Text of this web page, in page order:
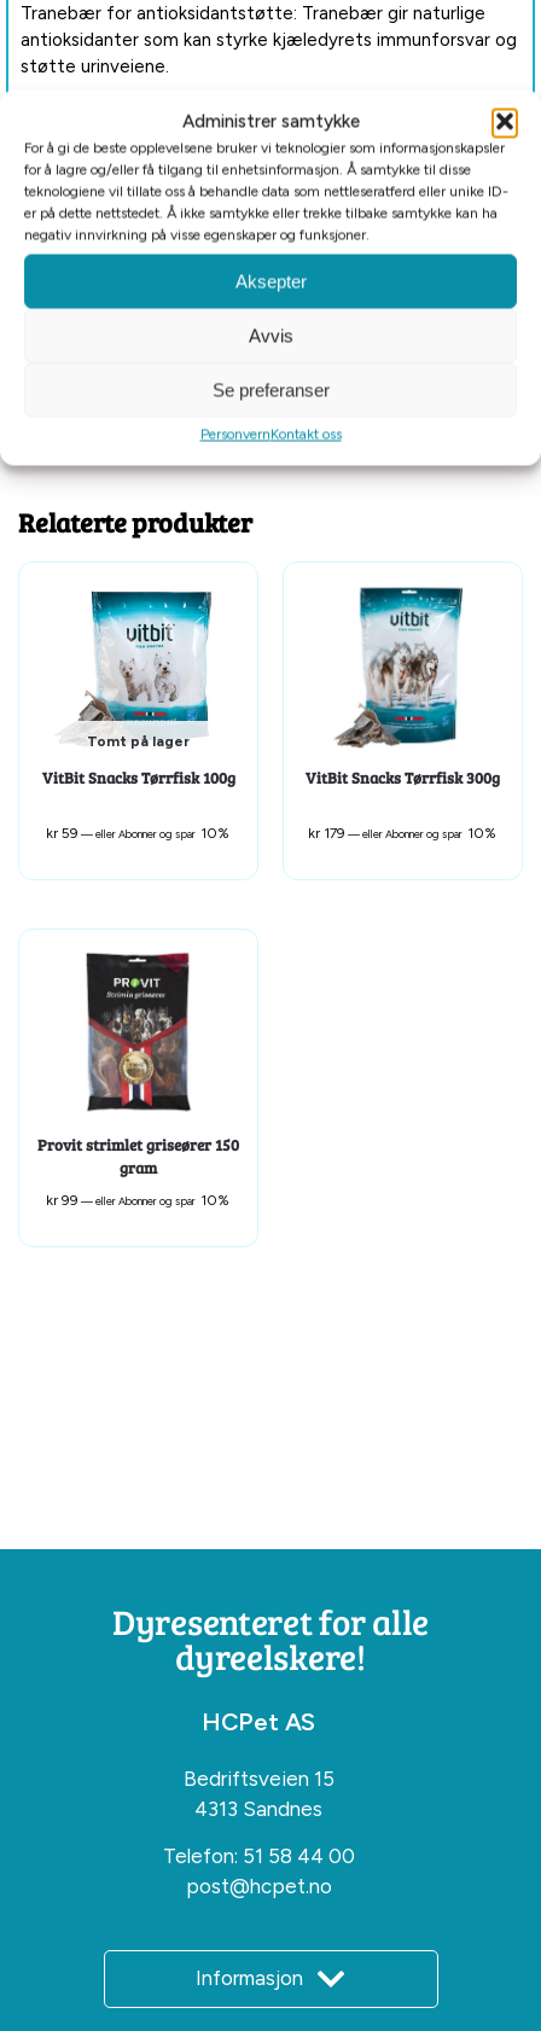
Administrer samtykke
For å gi de beste opplevelsene bruker vi teknologier som informasjonskapsler
for å lagre og/eller få tilgang til enhetsinformasjon. Å samtykke til disse
teknologiene vil tillate oss å behandle data som nettleseratferd eller unike ID-
er på dette nettstedet. Å ikke samtykke eller trekke tilbake samtykke kan ha
negativ innvirkning på visse egenskaper og funksjoner.
Aksepter
Avvis
Se preferanser
PersonvernKontakt oss
Tranebær for antioksidantstøtte: Tranebær gir naturlige
antioksidanter som kan styrke kjæledyrets immunforsvar og
støtte urinveiene.
Frysetørket for maksimal friskhet: Frysetørkingsprosessen
bevarer næringsstoffene og smaken, og sikrer en frisk og
sunn godbit til kjæledyret ditt.
Hvorfor velge Hoku?® Elg & Tranebær Frysetørket Godbit?
Denne godbiten kombinerer magert, villkildebasert elgkjøtt
med de naturlige fordelene av tranebær. Enten den brukes
som belønning eller næringsrik snack, gir Hoku?® Elg &
Tranebær Frysetørket Godbit en sunn og smakfull måte å
Tilleggsinformasjon
Relaterte produkter
Tomt på lager
VitBit Snacks Tørrfisk 100g
kr 59 —eller Abonner og spar 10%
VitBit Snacks Tørrfisk 300g
kr 179 —eller Abonner og spar 10%
Provit strimlet griseører 150
gram
kr 99 —eller Abonner og spar 10%
Dyresenteret for alle
dyreelskere!
HCPet AS
Bedriftsveien 15
4313 Sandnes
Telefon: 51 58 44 00
post@hcpet.no
Informasjon